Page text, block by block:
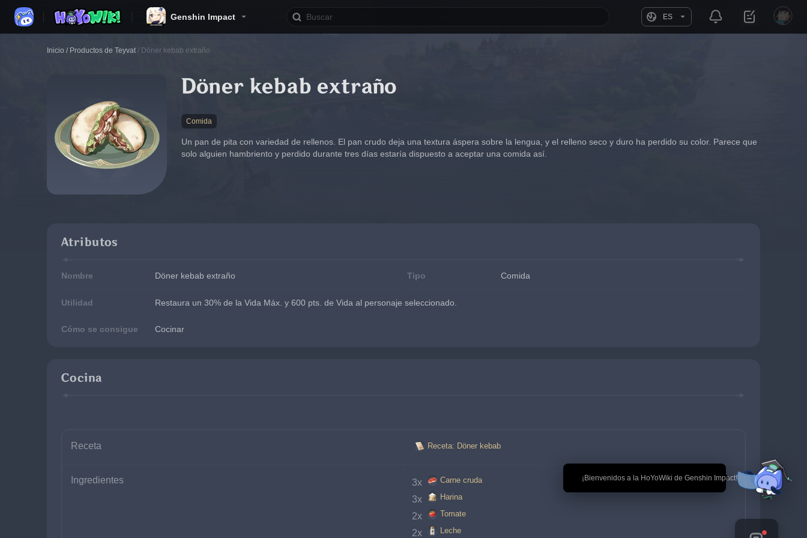
Genshin Impact ES
🎉 ¡Bienvenidos a la HoYoWiki de Genshin Impact!
Inicio / Productos de Teyvat / Döner kebab extraño
Döner kebab extraño
Comida
Un pan de pita con variedad de rellenos. El pan crudo deja una textura áspera sobre la lengua, y el relleno seco y duro ha perdido su color. Parece que
solo alguien hambriento y perdido durante tres días estaría dispuesto a aceptar una comida así.
Atributos
Nombre Döner kebab extraño Tipo Comida
Utilidad Restaura un 30% de la Vida Máx. y 600 pts. de Vida al personaje seleccionado.
Cómo se consigue Cocinar
Cocina
Receta Receta: Döner kebab
Ingredientes 3x Carne cruda
3x Harina
2x Tomate
2x Leche